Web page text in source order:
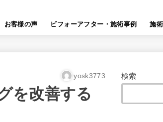
お客様の声 ビフォーアフター・施術事例 施
yosk3773
を改善する
検索